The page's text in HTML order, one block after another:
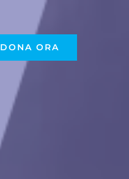
DONA ORA